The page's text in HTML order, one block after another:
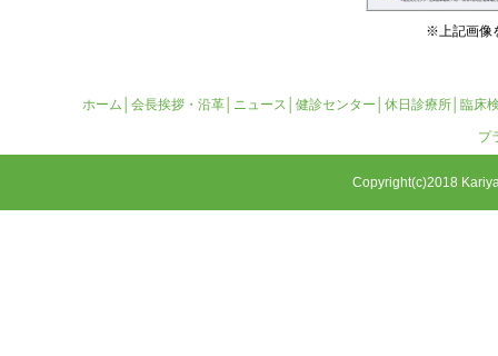
※上記画像
ホーム 会長挨拶・沿革 ニュース 健診センター 休日診療所 臨床
プ
Copyright(c)2018